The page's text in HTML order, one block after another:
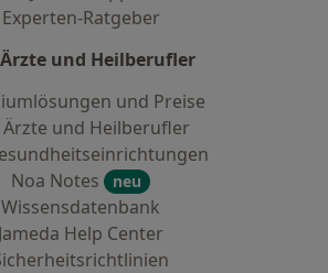
Experten-Ratgeber
und Heilberufler
und Preise
Ärzte und Heilberufler
Noa Notes
neu
Wissensdatenbank
Jameda Help Center